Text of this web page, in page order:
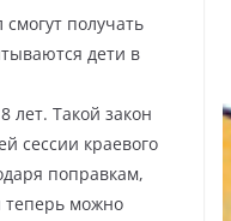
получать
дети в
лет. Такой закон
сессии краевого
поправкам,
теперь можно